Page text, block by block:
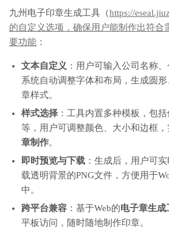
九州电子印章生成工具（https://
的自定义选项，确保用户能制作出符合
要功能 ：
文本自定义 ：用户可输入公司名称
系统自动调整字体和布局，生成圆
章样式。
样式选择 ：工具内置多种模板，包
等，用户可调整颜色、大小和边框
章制作。
即时预览与下载 ：生成后，用户可
载透明背景的PNG文件，方便用于
中。
跨平台兼容 ：基于Web的电子章生成
平板访问，随时随地制作印章。